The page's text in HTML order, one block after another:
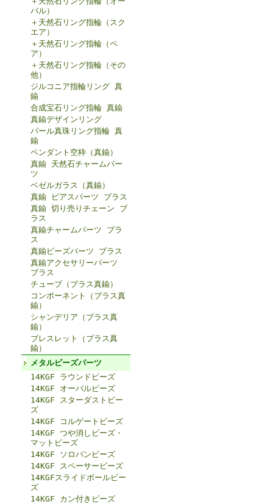
バル）
＋天然石リング指輪（スク
エア）
＋天然石リング指輪（ペ
ア）
＋天然石リング指輪（その
他）
ジルコニア指輪リング 真
鍮
合成宝石リング指輪 真鍮
真鍮デザインリング
パール真珠リング指輪 真
鍮
ペンダント空枠（真鍮）
真鍮 天然石チャームパー
ツ
ベゼルガラス（真鍮）
真鍮 ピアスパーツ ブラス
真鍮 切り売りチェーン ブ
ラス
真鍮チャームパーツ ブラ
ス
真鍮ビーズパーツ ブラス
真鍮アクセサリーパーツ
ブラス
チューブ（ブラス真鍮）
コンポーネント（ブラス真
鍮）
シャンデリア（ブラス真
鍮）
ブレスレット（ブラス真
鍮）
メタルビーズパーツ
14KGF ラウンドビーズ
14KGF オーバルビーズ
14KGF スターダストビー
ズ
14KGF コルゲートビーズ
14KGF つや消しビーズ・
マットビーズ
14KGF ソロバンビーズ
14KGF スペーサービーズ
14KGFスライドボールビー
ズ
14KGF カン付きビーズ